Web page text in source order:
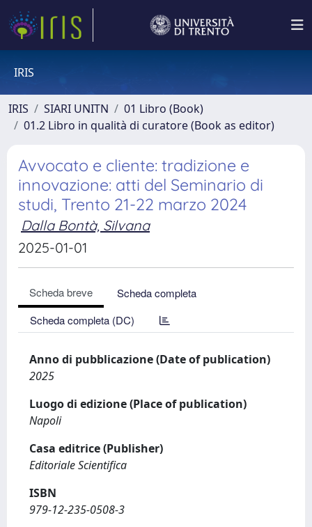
IRIS
IRIS SIARI UNITN
01 Libro (Book)
01.2 Libro in qualità di curatore (Book as editor)
Avvocato e cliente: tradizione e
innovazione: atti del Seminario di
studi, Trento 21-22 marzo 2024
Dalla Bontà, Silvana
2025-01-01
Scheda breve
Scheda completa
Scheda completa (DC)
Anno di pubblicazione (Date of publication)
2025
Luogo di edizione (Place of publication)
Napoli
Casa editrice (Publisher)
Editoriale Scientifica
ISBN
979-12-235-0508-3